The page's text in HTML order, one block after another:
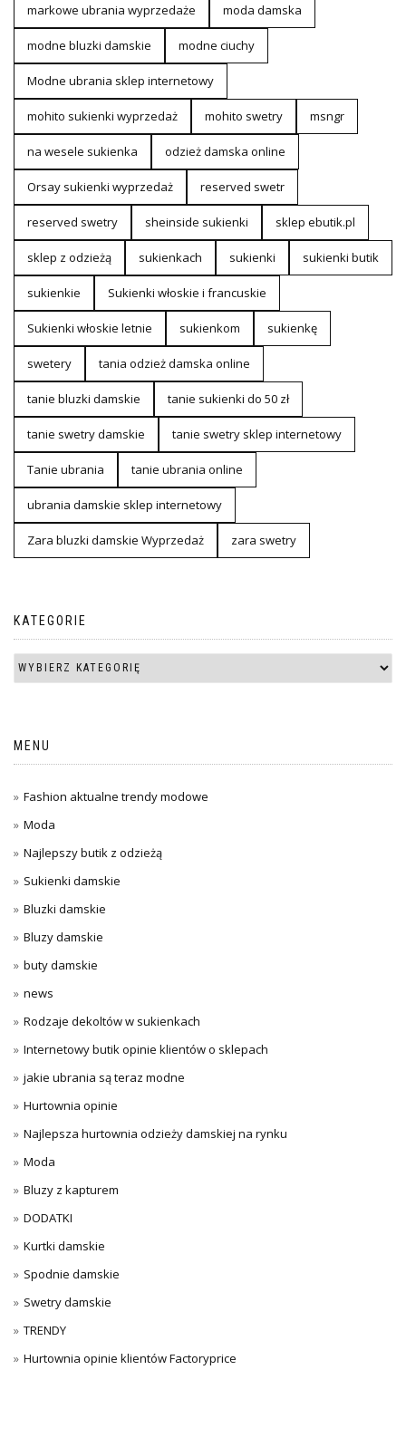
markowe ubrania wyprzedaże moda damska
modne bluzki damskie modne ciuchy
Modne ubrania sklep internetowy
mohito sukienki wyprzedaż mohito swetry msngr
na wesele sukienka odzież damska online
Orsay sukienki wyprzedaż reserved swetr
reserved swetry sheinside sukienki sklep ebutik.pl
sklep z odzieżą sukienkach sukienki sukienki butik
sukienkie Sukienki włoskie i francuskie
Sukienki włoskie letnie sukienkom sukienkę
swetery tania odzież damska online
tanie bluzki damskie tanie sukienki do 50 zł
tanie swetry damskie tanie swetry sklep internetowy
Tanie ubrania tanie ubrania online
ubrania damskie sklep internetowy
Zara bluzki damskie Wyprzedaż zara swetry
KATEGORIE
MENU
Fashion aktualne trendy modowe
Moda
Najlepszy butik z odzieżą
Sukienki damskie
Bluzki damskie
Bluzy damskie
buty damskie
news
Rodzaje dekoltów w sukienkach
Internetowy butik opinie klientów o sklepach
jakie ubrania są teraz modne
Hurtownia opinie
Najlepsza hurtownia odzieży damskiej na rynku
Moda
Bluzy z kapturem
DODATKI
Kurtki damskie
Spodnie damskie
Swetry damskie
TRENDY
Hurtownia opinie klientów Factoryprice